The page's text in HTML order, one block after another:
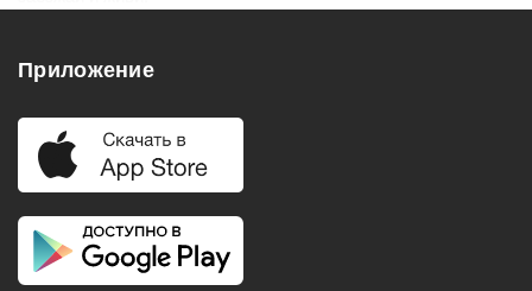
Удобства
Балкон
Телевизор
Приложение